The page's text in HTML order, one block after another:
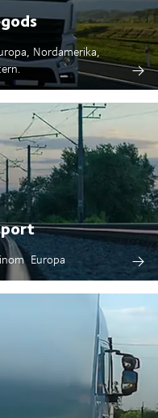
Nordamerika,
Europa